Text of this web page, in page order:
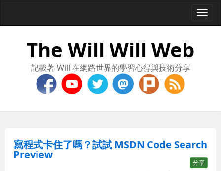
The Will Will Web
記載著 Will 在網路世界的學習心得與技術分享
寫程式卡住了嗎？試試 MSDN Code Search
Preview
分享